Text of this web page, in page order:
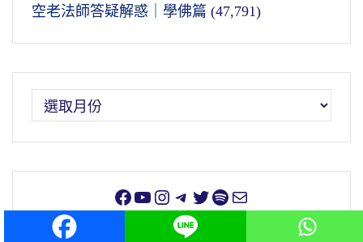
空老法師答疑解惑｜學佛篇 (47,791)